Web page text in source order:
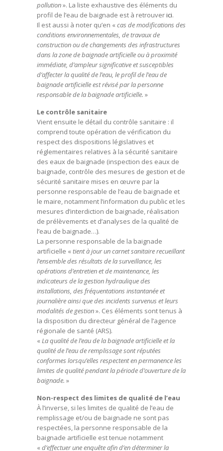
pollution». La liste exhaustive des éléments du
profil de l’eau de baignade est à retrouverici.
Il est aussi à noter qu’en « cas de modifications des
conditions environnementales, de travaux de
construction ou de changements des infrastructures
dans la zone de baignade artificielle ou à proximité
immédiate, d’ampleur significative et susceptibles
d’affecter la qualité de l’eau, le profil de l’eau de
baignade artificielle est révisé par la personne
responsable de la baignade artificielle. »
Le contrôle sanitaire
Vient ensuite le détail du contrôle sanitaire : il
comprend toute opération de vérification du
respect des dispositions législatives et
réglementaires relatives à la sécurité sanitaire
des eaux de baignade (inspection des eaux de
baignade, contrôle des mesures de gestion et de
sécurité sanitaire mises en œuvre par la
personne responsable de l’eau de baignade et
le maire, notamment l’information du public et les
mesures d’interdiction de baignade, réalisation
de prélèvements et d’analyses de la qualité de
l’eau de baignade…).
La personne responsable de la baignade
artificielle « tient à jour un carnet sanitaire recueillant
l’ensemble des résultats de la surveillance, les
opérations d’entretien et de maintenance, les
indicateurs de la gestion hydraulique des
installations, des fréquentations instantanée et
journalière ainsi que des incidents survenus et leurs
modalités de gestion». Ces éléments sont tenus à
la disposition du directeur général de l’agence
régionale de santé (ARS).
« La qualité de l’eau de la baignade artificielle et la
qualité de l’eau de remplissage sont réputées
conformes lorsqu’elles respectent en permanence les
limites de qualité pendant la période d’ouverture de la
baignade. »
Non-respect des limites de qualité de l’eau
À l’inverse, si les limites de qualité de l’eau de
remplissage et/ou de baignade ne sont pas
respectées, la personne responsable de la
baignade artificielle est tenue notamment
« d’effectuer une enquête afin d’en déterminer la